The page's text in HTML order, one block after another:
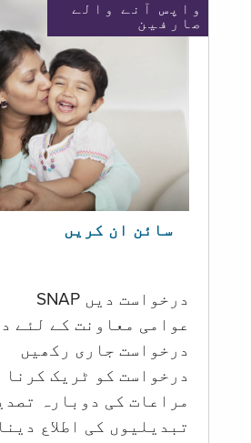
واپس آنے والے
صارفین
سائن ان کریں
درخواست دیں SNAP
عوامی معاونت کے لئے
درخواست جاری رکھیں
درخواست کو ٹریک کرنا
مراعات کی دوبارہ
تبدیلیوں کی اطلاع دینا